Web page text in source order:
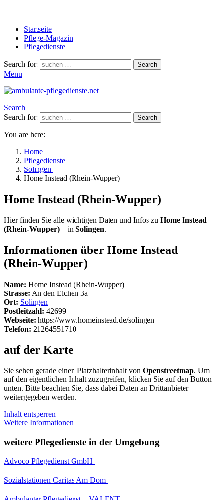
Startseite
Pflege-Magazin
Pflegedienste
Search for: Search
Menu
Search
Search for:
Search
You are here:
Home
Pflegedienste
Solingen
Home Instead (Rhein-Wupper)
Home Instead (Rhein-Wupper)
Hier finden Sie alle wichtigen Daten und Infos zu Home Instead
(Rhein-Wupper) – in Solingen.
Informationen über Home Instead
(Rhein-Wupper)
Name: Home Instead (Rhein-Wupper)
Strasse: An den Eichen 3a
Ort: Solingen
Postleitzahl: 42699
Webseite: https://www.homeinstead.de/solingen
Telefon: 21264551710
auf der Karte
Sie sehen gerade einen Platzhalterinhalt von Openstreetmap. Um
auf den eigentlichen Inhalt zuzugreifen, klicken Sie auf den Button
unten. Bitte beachten Sie, dass dabei Daten an Drittanbieter
weitergegeben werden.
Inhalt entsperren
Weitere Informationen
weitere Pflegedienste in der Umgebung
Advoco Pflegedienst GmbH
Sozialstationen Caritas Am Dom